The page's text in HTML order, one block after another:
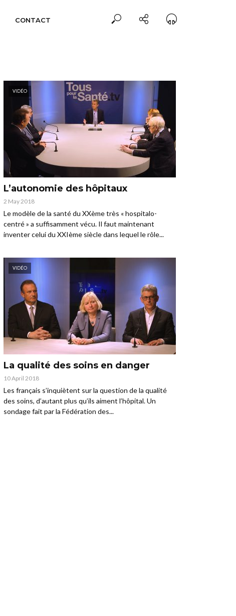
CONTACT
VIDÉO
L’autonomie des hôpitaux
2 May 2018
Le modèle de la santé du XXème très « hospitalo-
centré » a suffisamment vécu. Il faut maintenant
inventer celui du XXIème siècle dans lequel le rôle...
VIDÉO
La qualité des soins en danger
10 April 2018
Les français s’inquiètent sur la question de la qualité
des soins, d’autant plus qu’ils aiment l’hôpital. Un
sondage fait par la Fédération des...